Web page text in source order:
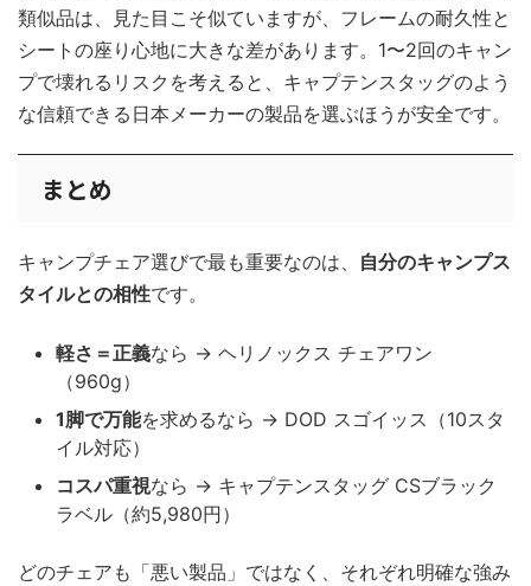
類似品は、見た目こそ似ていますが、フレームの耐久性と
シートの座り心地に大きな差があります。1〜2回のキャン
プで壊れるリスクを考えると、キャプテンスタッグのよう
な信頼できる日本メーカーの製品を選ぶほうが安全です。
まとめ
キャンプチェア選びで最も重要なのは、 自分のキャンプス
タイルとの相性です。
軽さ＝正義なら → ヘリノックス チェアワン
（960g）
1脚で万能を求めるなら → DOD スゴイッス（10スタ
イル対応）
コスパ重視なら → キャプテンスタッグ CSブラック
ラベル（約5,980円）
どのチェアも「悪い製品」ではなく、それぞれ明確な強み